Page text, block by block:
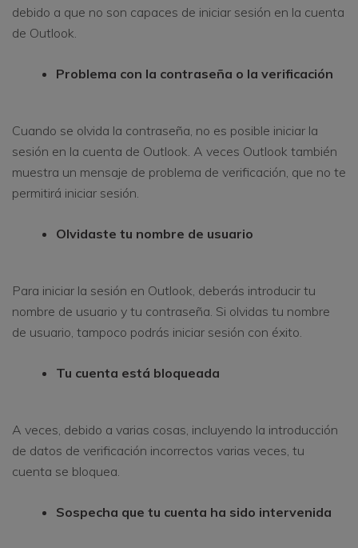
debido a que no son capaces de iniciar sesión en la cuenta
de Outlook.
Problema con la contraseña o la verificación
Cuando se olvida la contraseña, no es posible iniciar la
sesión en la cuenta de Outlook. A veces Outlook también
muestra un mensaje de problema de verificación, que no te
permitirá iniciar sesión.
Olvidaste tu nombre de usuario
Para iniciar la sesión en Outlook, deberás introducir tu
nombre de usuario y tu contraseña. Si olvidas tu nombre
de usuario, tampoco podrás iniciar sesión con éxito.
Tu cuenta está bloqueada
A veces, debido a varias cosas, incluyendo la introducción
de datos de verificación incorrectos varias veces, tu
cuenta se bloquea.
Sospecha que tu cuenta ha sido intervenida